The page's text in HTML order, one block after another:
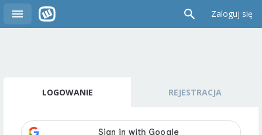
Zaloguj się
LOGOWANIE REJESTRACJA